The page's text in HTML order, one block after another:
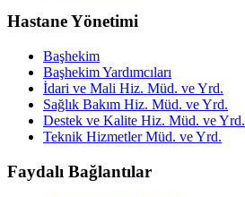
Hastane Yönetimi
Başhekim
Başhekim Yardımcıları
İdari ve Mali Hiz. Müd. ve Yrd.
Sağlık Bakım Hiz. Müd. ve Yrd.
Destek ve Kalite Hiz. Müd. ve Yrd.
Teknik Hizmetler Müd. ve Yrd.
Faydalı Bağlantılar